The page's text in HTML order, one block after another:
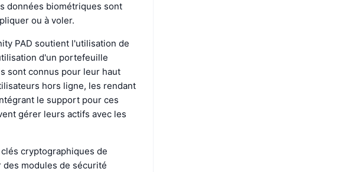
données biométriques sont
ou à voler.
PAD soutient l'utilisation de
d'un portefeuille
sont connus pour leur haut
hors ligne, les rendant
le support pour ces
gérer leurs actifs avec les
cryptographiques de
modules de sécurité